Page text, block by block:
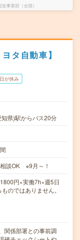
事業部（全国）
タ自動車】
が休み
県)駅からバス20分
談OK ※9月～！
円×実働7h×週5日
のではありません。
関係部署との事前調